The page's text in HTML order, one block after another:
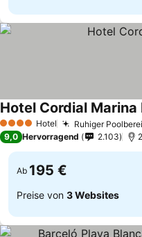
4 Sterne Hotel Ruhiger
Hotel Cordial Marina
9,0 Hervorragend 2.103
Ab 195 €
Preise von 3 Websites